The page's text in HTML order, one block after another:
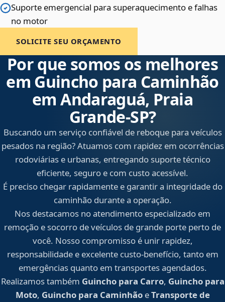
Suporte emergencial para superaquecimento e falhas
no motor
SOLICITE SEU ORÇAMENTO
Por que somos os melhores
em Guincho para Caminhão
em Andaraguá, Praia
Grande‑SP?
Buscando um serviço confiável de reboque para veículos
pesados na região? Atuamos com rapidez em ocorrências
rodoviárias e urbanas, entregando suporte técnico
eficiente, seguro e com custo acessível.
É preciso chegar rapidamente e garantir a integridade do
caminhão durante a operação.
Nos destacamos no atendimento especializado em
remoção e socorro de veículos de grande porte perto de
você. Nosso compromisso é unir rapidez,
responsabilidade e excelente custo-benefício, tanto em
emergências quanto em transportes agendados.
Realizamos também Guincho para Carro, Guincho para
Moto, Guincho para CaminhãoeTransporte de